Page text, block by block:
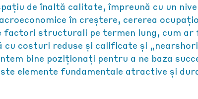
de înaltă calitate, împreună cu un
în creștere, cererea
factori structurali pe termen lung, cum ar
cu costuri reduse și calificate și
bine poziționați pentru a ne baza
elemente fundamentale atractive și